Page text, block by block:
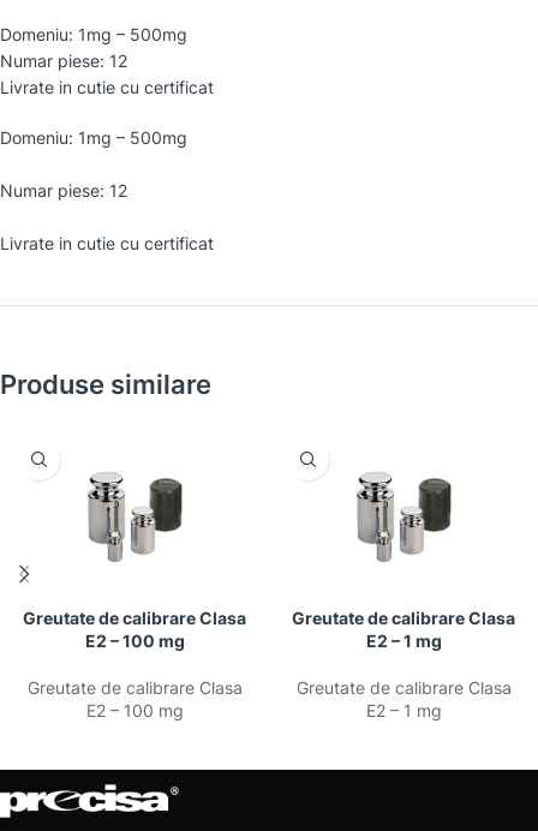
Domeniu: 1mg – 500mg
Numar piese: 12
Livrate in cutie cu certificat
Domeniu: 1mg – 500mg
Numar piese: 12
Livrate in cutie cu certificat
Produse similare
Greutate de calibrare Clasa
E2 – 100 mg
Greutate de calibrare Clasa
E2 – 100 mg
Greutate de calibrare Clasa
E2 – 1 mg
Greutate de calibrare Clasa
E2 – 1 mg